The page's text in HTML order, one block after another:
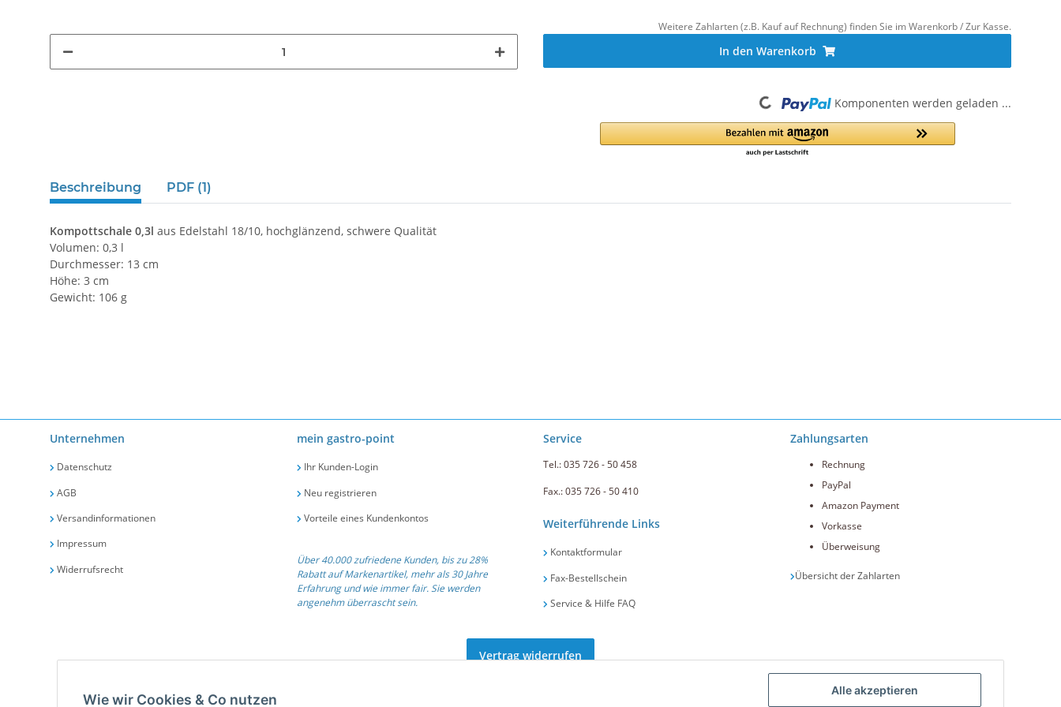
Weitere Zahlarten (z.B. Kauf auf Rechnung) finden Sie im Warenkorb / Zur Kasse.
In den Warenkorb
Loading...
Komponenten werden geladen ...
Beschreibung PDF (1)
Kompottschale 0,3l aus Edelstahl 18/10, hochglänzend, schwere Qualität
Volumen: 0,3 l
Durchmesser: 13 cm
Höhe: 3 cm
Gewicht: 106 g
Unternehmen
Datenschutz
AGB
Versandinformationen
Impressum
Widerrufsrecht
mein gastro-point
Ihr Kunden-Login
Neu registrieren
Vorteile eines Kundenkontos
Über 40.000 zufriedene Kunden, bis zu 28%
Rabatt auf Markenartikel, mehr als 30 Jahre
Erfahrung und wie immer fair. Sie werden
angenehm überrascht sein.
Service
Tel.: 035 726 - 50 458
Fax.: 035 726 - 50 410
Weiterführende Links
Kontaktformular
Fax-Bestellschein
Service & Hilfe FAQ
Zahlungsarten
Rechnung
PayPal
Amazon Payment
Vorkasse
Überweisung
Übersicht der Zahlarten
Vertrag widerrufen
Wie wir Cookies & Co nutzen
Alle akzeptieren